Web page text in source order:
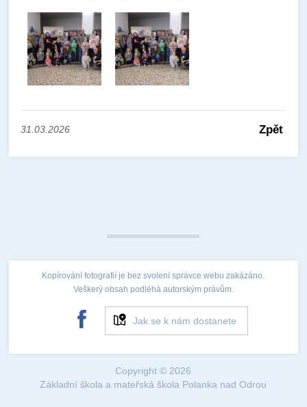
31.03.2026 Zpět
Kopírování fotografií je bez svolení správce webu zakázáno.
Veškerý obsah podléhá autorským právům.
Jak se k nám dostanete
Copyright © 2026
Základní škola a mateřská škola Polanka nad Odrou